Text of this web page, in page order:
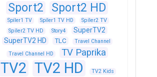
Sport2 Sport2 HD
Spíler1 TV Spíler1 TV HD
Spíler2 TV
Spíler2 TV HD
Story4
SuperTV2
SuperTV2 HD
TLC
Travel Channel
Travel Channel HD
TV Paprika
TV2 TV2 HD
TV2 Kids